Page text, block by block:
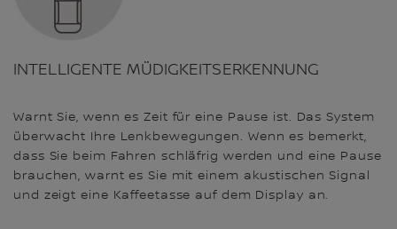
INTELLIGENTE MÜDIGKEITSERKENNUNG
Warnt Sie, wenn es Zeit für eine Pause ist. Das System
überwacht Ihre Lenkbewegungen. Wenn es bemerkt,
dass Sie beim Fahren schläfrig werden und eine Pause
brauchen, warnt es Sie mit einem akustischen Signal
und zeigt eine Kaffeetasse auf dem Display an.